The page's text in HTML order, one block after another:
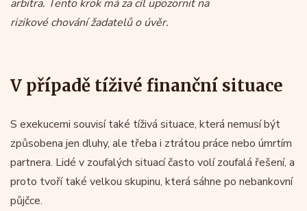
arbitra. Tento krok má za cíl upozornit na
rizikové chování žadatelů o úvěr.
V případě tíživé finanční situace
S exekucemi souvisí také tíživá situace, která nemusí být
způsobena jen dluhy, ale třeba i ztrátou práce nebo úmrtím
partnera. Lidé v zoufalých situací často volí zoufalá řešení, a
proto tvoří také velkou skupinu, která sáhne po nebankovní
půjčce.